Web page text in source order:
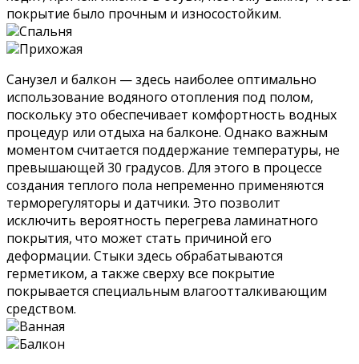
покрытие было прочным и износостойким.
Спальня
Прихожая
Санузел и балкон — здесь наиболее оптимально
использование водяного отопления под полом,
поскольку это обеспечивает комфортность водных
процедур или отдыха на балконе. Однако важным
моментом считается поддержание температуры, не
превышающей 30 градусов. Для этого в процессе
создания теплого пола непременно применяются
терморегуляторы и датчики. Это позволит
исключить вероятность перегрева ламинатного
покрытия, что может стать причиной его
деформации. Стыки здесь обрабатываются
герметиком, а также сверху все покрытие
покрывается специальным влагоотталкивающим
средством.
Ванная
Балкон